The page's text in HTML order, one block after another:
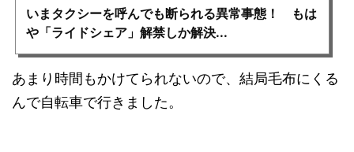
いまタクシーを呼んでも断られる異常事態！ もは
や「ライドシェア」解禁しか解決...
あまり時間もかけてられないので、結局毛布にくる
んで自転車で行きました。